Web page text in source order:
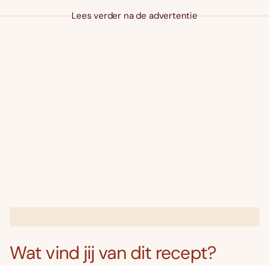
Lees verder na de advertentie
Wat vind jij van dit recept?